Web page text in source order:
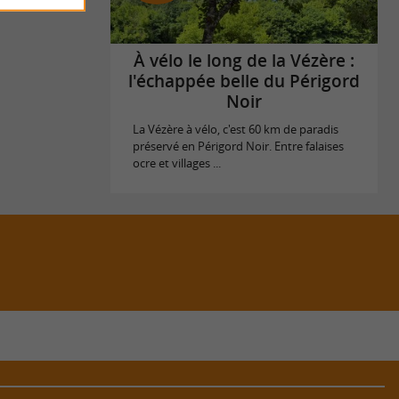
À vélo le long de la Vézère :
l'échappée belle du Périgord
Noir
La Vézère à vélo, c'est 60 km de paradis
préservé en Périgord Noir. Entre falaises
ocre et villages ...